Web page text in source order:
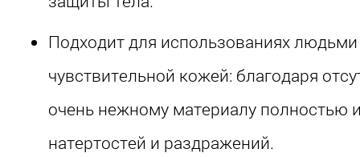
Подходит для использованиях людьми
чувствительной кожей: благодаря
очень нежному материалу полностью
натертостей и раздражений.